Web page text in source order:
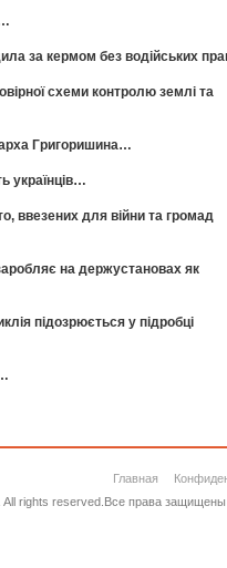
за кермом без водійських
схеми контролю землі та
Григоришина…
українців…
ввезених для війни та громад
на держустановах як
підозрюється у підробці
Главная
rights reserved.Все права защищены.